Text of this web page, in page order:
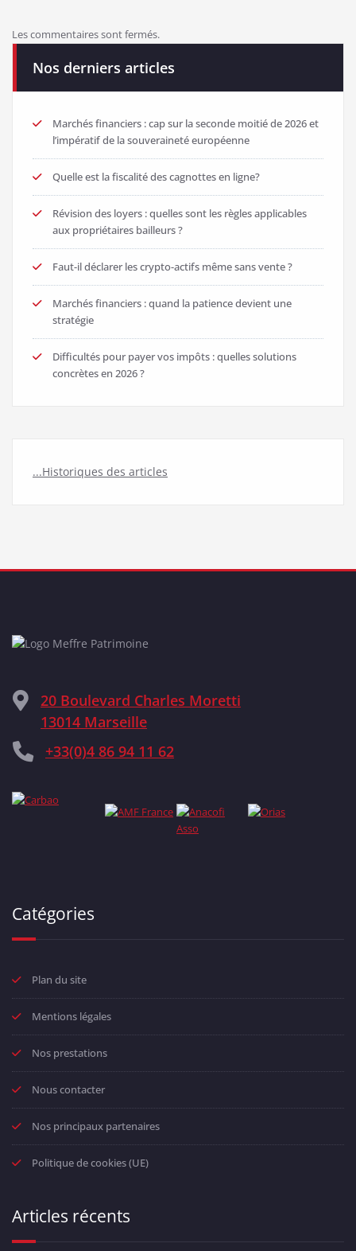
Les commentaires sont fermés.
Nos derniers articles
Marchés financiers : cap sur la seconde moitié de 2026 et
l’impératif de la souveraineté européenne
Quelle est la fiscalité des cagnottes en ligne?
Révision des loyers : quelles sont les règles applicables
aux propriétaires bailleurs ?
Faut-il déclarer les crypto-actifs même sans vente ?
Marchés financiers : quand la patience devient une
stratégie
Difficultés pour payer vos impôts : quelles solutions
concrètes en 2026 ?
...Historiques des articles
20 Boulevard Charles Moretti
13014 Marseille
+33(0)4 86 94 11 62
Catégories
Plan du site
Mentions légales
Nos prestations
Nous contacter
Nos principaux partenaires
Politique de cookies (UE)
Articles récents